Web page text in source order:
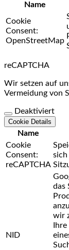
Name
Cookie
Consent:
OpenStreetMap
reCAPTCHA
Wir setzen auf
Vermeidung von
Deaktiviert
Cookie Details
Name
Cookie
Consent:
reCAPTCHA
NID
das
wir